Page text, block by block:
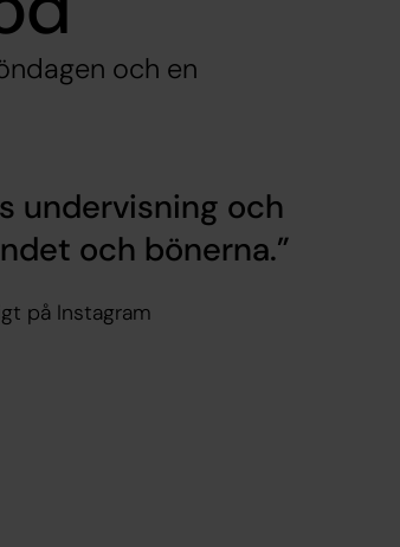
och en
undervisning och
och bönerna.
på Instagram